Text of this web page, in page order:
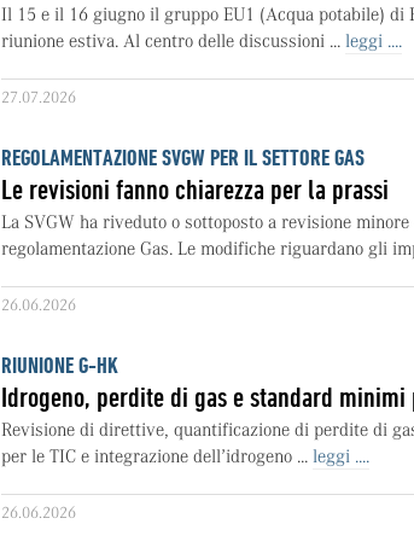
Il 15 e il 16 giugno il gruppo EU1 (Acqua potabile) di
riunione estiva. Al centro delle discussioni ... leggi ....
27.07.2026
REGOLAMENTAZIONE SVGW PER IL SETTORE GAS
Le revisioni fanno chiarezza per la prassi
La SVGW ha riveduto o sottoposto a revisione
regolamentazione Gas. Le modifiche riguardano gli
26.06.2026
RIUNIONE G-HK
Idrogeno, perdite di gas e standard minimi
Revisione di direttive, quantificazione di perdite di
per le TIC e integrazione dell’idrogeno ... leggi ....
26.06.2026